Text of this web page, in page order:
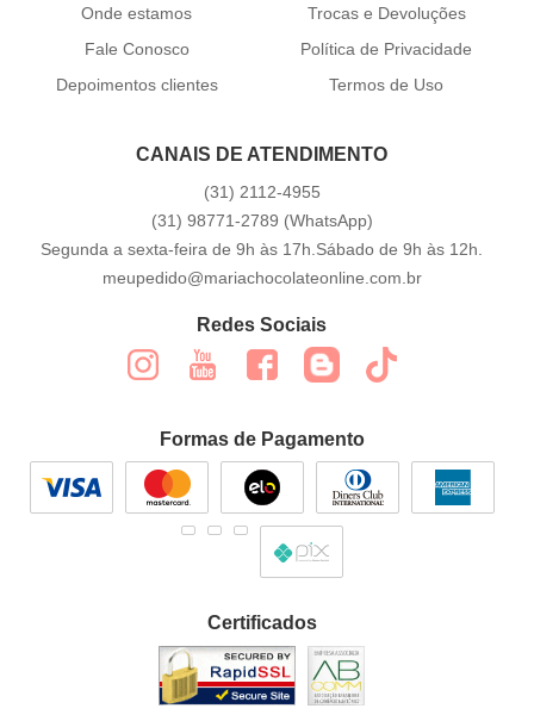
Onde estamos
Fale Conosco
Depoimentos clientes
Trocas e Devoluções
Política de Privacidade
Termos de Uso
CANAIS DE ATENDIMENTO
(31) 2112-4955
(31) 98771-2789 (WhatsApp)
Segunda a sexta-feira de 9h às 17h.Sábado de 9h às 12h.
meupedido@mariachocolateonline.com.br
Redes Sociais
Formas de Pagamento
Certificados